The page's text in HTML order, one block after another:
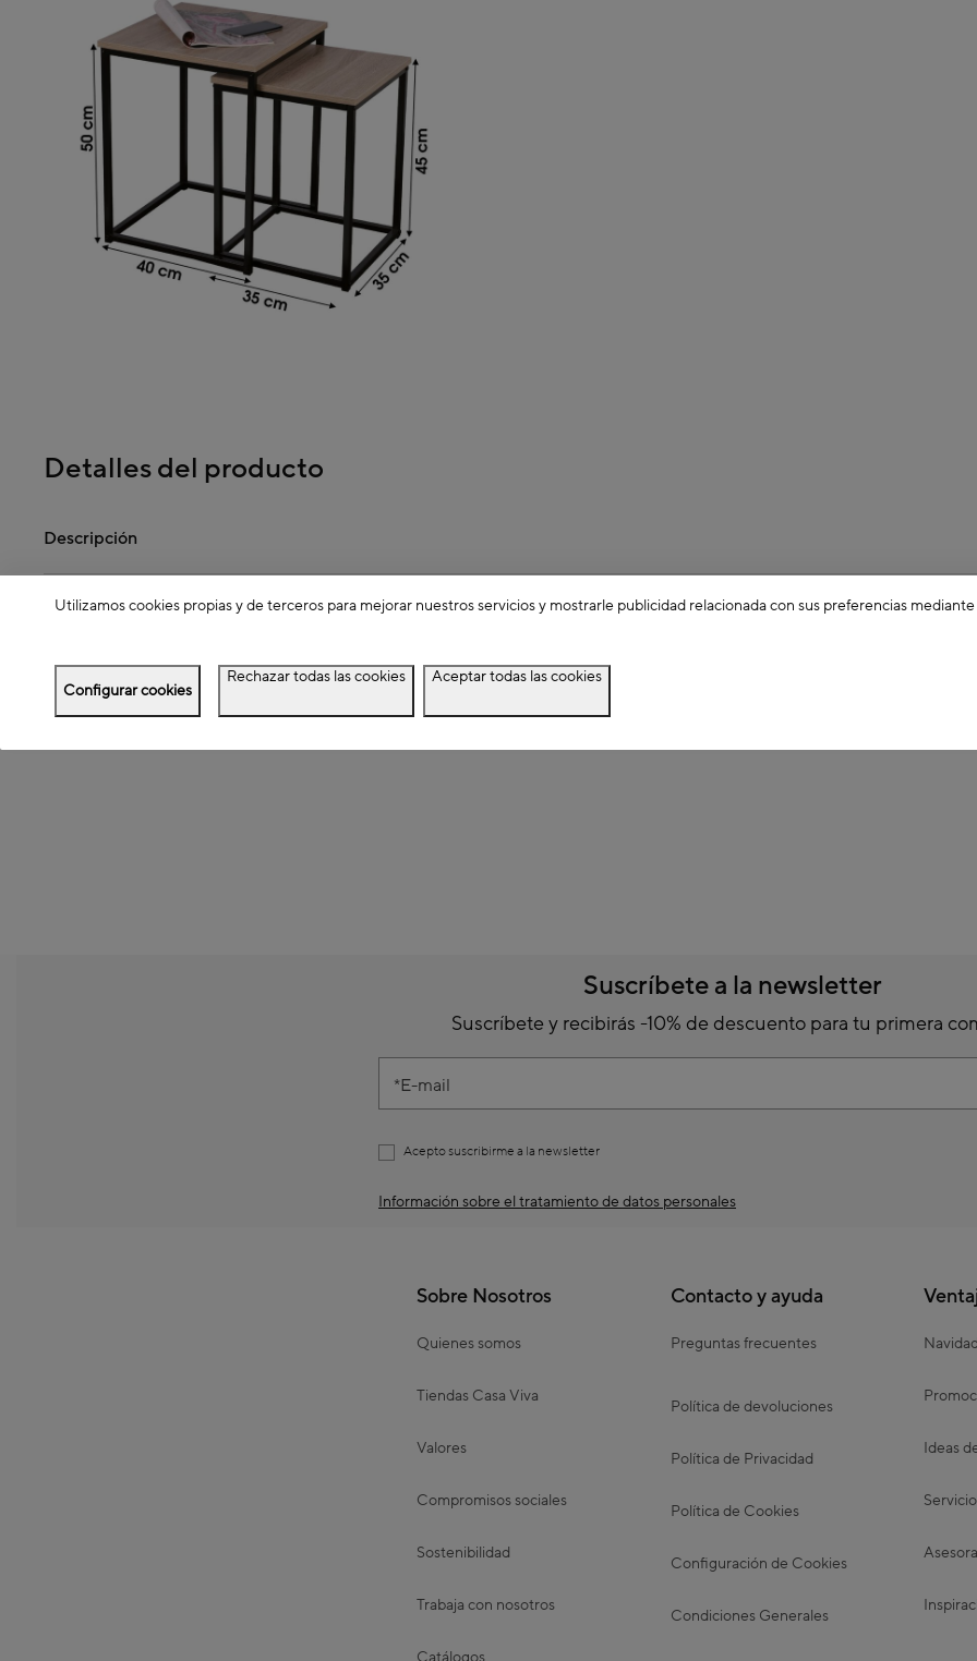
Detalles del producto
Descripción
Dimensiones
Suscríbete a la newsletter
Suscríbete y recibirás -10% de descuento para tu primera
E-mail
Acepto suscribirme a la newsletter
Información sobre el tratamiento de datos personales
Sobre Nosotros
Quienes somos
Tiendas Casa Viva
Valores
Compromisos sociales
Sostenibilidad
Trabaja con nosotros
Contacto y ayuda
Preguntas frecuentes
Política de devoluciones
Política de Privacidad
Política de Cookies
Configuración de Cookies
Condiciones Generales
Navidad
Ideas
Utilizamos cookies propias y de terceros para mejorar nuestros servicios y mostrarle publicidad relacionada con sus preferencias
Configurar cookies
Rechazar todas las cookies Aceptar todas las cookies